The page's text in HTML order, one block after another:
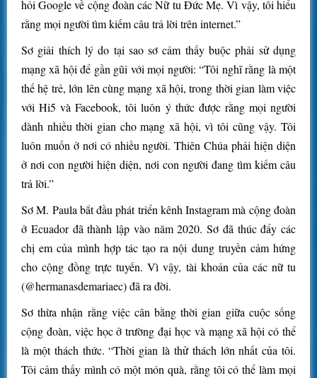
hỏi Google về cộng đoàn các Nữ tu Đức Mẹ. Vì vậy, tôi hiểu
rằng mọi người tìm kiếm câu trả lời trên internet.”
Sơ giải thích lý do tại sao sơ cảm thấy buộc phải sử dụng
mạng xã hội để gần gũi với mọi người: “Tôi nghĩ rằng là một
thế hệ trẻ, lớn lên cùng mạng xã hội, trong thời gian làm việc
với Hi5 và Facebook, tôi luôn ý thức được rằng mọi người
dành nhiều thời gian cho mạng xã hội, vì tôi cũng vậy. Tôi
luôn muốn ở nơi có nhiều người. Thiên Chúa phải hiện diện
ở nơi con người hiện diện, nơi con người đang tìm kiếm câu
trả lời.”
Sơ M. Paula bắt đầu phát triển kênh Instagram mà cộng đoàn
ở Ecuador đã thành lập vào năm 2020. Sơ đã thúc đẩy các
chị em của mình hợp tác tạo ra nội dung truyền cảm hứng
cho cộng đồng trực tuyến. Vì vậy, tài khoản của các nữ tu
(@hermanasdemariaec) đã ra đời.
Sơ thừa nhận rằng việc cân bằng thời gian giữa cuộc sống
cộng đoàn, việc học ở trường đại học và mạng xã hội có thể
là một thách thức. “Thời gian là thử thách lớn nhất của tôi.
Tôi cảm thấy mình có một món quà, rằng tôi có thể làm mọi